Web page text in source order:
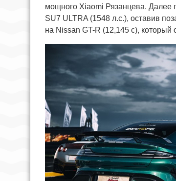
мощного Xiaomi Рязанцева. Далее
SU7 ULTRA (1548 л.с.), оставив
на Nissan GT-R (12,145 с),